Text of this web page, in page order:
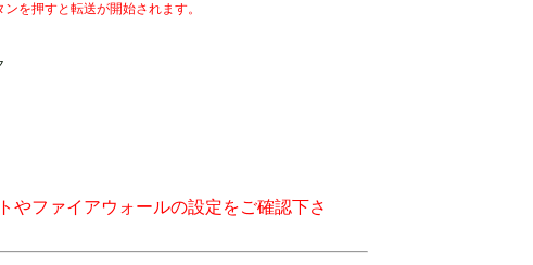
ンを押すと転送が開始されます。
やファイアウォールの設定をご確認下さ